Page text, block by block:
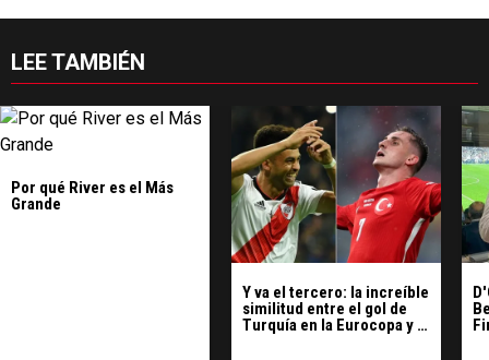
LEE TAMBIÉN
Por qué River es el Más
Grande
Y va el tercero: la increíble
similitud entre el gol de
Turquía en la Eurocopa y el